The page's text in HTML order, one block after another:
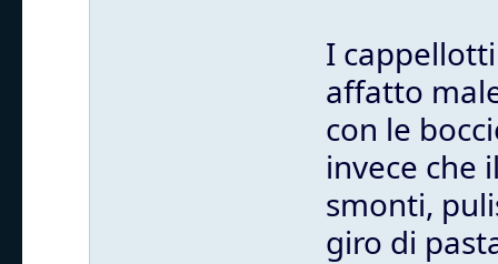
I
affatto
con le
invece che
smonti,
giro di